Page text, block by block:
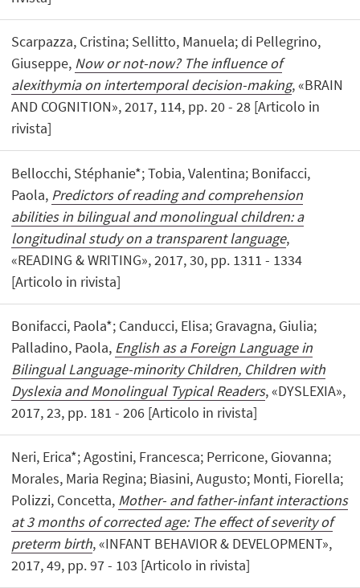
Scarpazza, Cristina; Sellitto, Manuela; di Pellegrino,
Giuseppe, Now or not-now? The influence of
alexithymia on intertemporal decision-making, «BRAIN
AND COGNITION», 2017, 114, pp. 20 - 28 [Articolo in
rivista]
Bellocchi, Stéphanie*; Tobia, Valentina; Bonifacci,
Paola, Predictors of reading and comprehension
abilities in bilingual and monolingual children: a
longitudinal study on a transparent language,
«READING & WRITING», 2017, 30, pp. 1311 - 1334
[Articolo in rivista]
Bonifacci, Paola*; Canducci, Elisa; Gravagna, Giulia;
Palladino, Paola, English as a Foreign Language in
Bilingual Language-minority Children, Children with
Dyslexia and Monolingual Typical Readers, «DYSLEXIA»,
2017, 23, pp. 181 - 206 [Articolo in rivista]
Neri, Erica*; Agostini, Francesca; Perricone, Giovanna;
Morales, Maria Regina; Biasini, Augusto; Monti, Fiorella;
Polizzi, Concetta, Mother- and father-infant interactions
at 3 months of corrected age: The effect of severity of
preterm birth, «INFANT BEHAVIOR & DEVELOPMENT»,
2017, 49, pp. 97 - 103 [Articolo in rivista]